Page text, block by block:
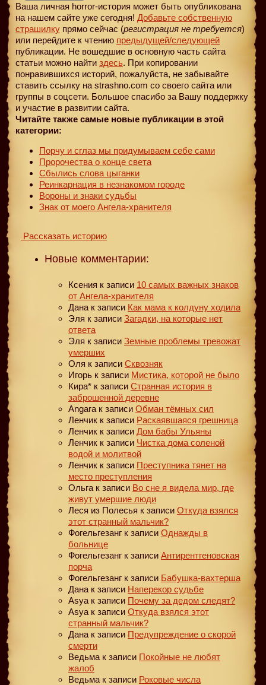
Ваша личная horror-история может быть опубликована
на нашем сайте уже сегодня! Добавьте собственную
страшилку прямо сейчас (регистрация не требуется)
или перейдите к чтению предыдущей/следующей
публикации. Не вошедшие в основную часть сайта
статьи можно найти здесь. При копировании
понравившихся историй, пожалуйста, не забывайте
ставить ссылку на strashno.com со своего сайта или
группы в соцсети. Большое спасибо за Вашу поддержку
и участие в развитии сайта.
Читайте также самые новые публикации в этой
категории:
Порчу и сглаз мы придумываем себе сами
Пророчества о конце света
Сбылись слова цыганки
Реинкарнация в незнакомом городе
Вороны и знаки судьбы
Знак от моего Ангела-хранителя
Рассказать историю
Новые комментарии:
Ксения к записи 10 самых важных знаков
от Ангела-хранителя
Дана к записи Как мама к колдуну ходила
Эля к записи Загадки, на которые нет
ответа
Эля к записи Земные проблемы тревожат
умерших
Оля к записи Сквозняк
Игорь к записи Мистика, которой не было
Кира* к записи Странная история в
заброшенной деревне
Angara к записи Обман тёмных сил
Ленчик к записи Раскаявшаяся грешница
Ленчик к записи Дом бабы Ульяны
Ленчик к записи Чистка дома соленой
водой и молитвой
Ленчик к записи Преступника тянет на
место преступления
Ольга к записи Во сне я видела мир, где
живут умершие люди
Леся из Полесья к записи Откуда взялся
этот странный мальчик?
Фогельгезанг к записи Однажды в
больнице
Фогельгезанг к записи Антирентгеновская
порча
Фогельгезанг к записи Бабушка-вахтерша
Дана к записи Наперекор судьбе
Asya к записи Почему за дедом следят?
Asya к записи Откуда взялся этот
странный мальчик?
Дана к записи Предупреждение о скорой
смерти
Ведьма к записи Покойные не любят
жалоб
Ведьма к записи Роковые числа